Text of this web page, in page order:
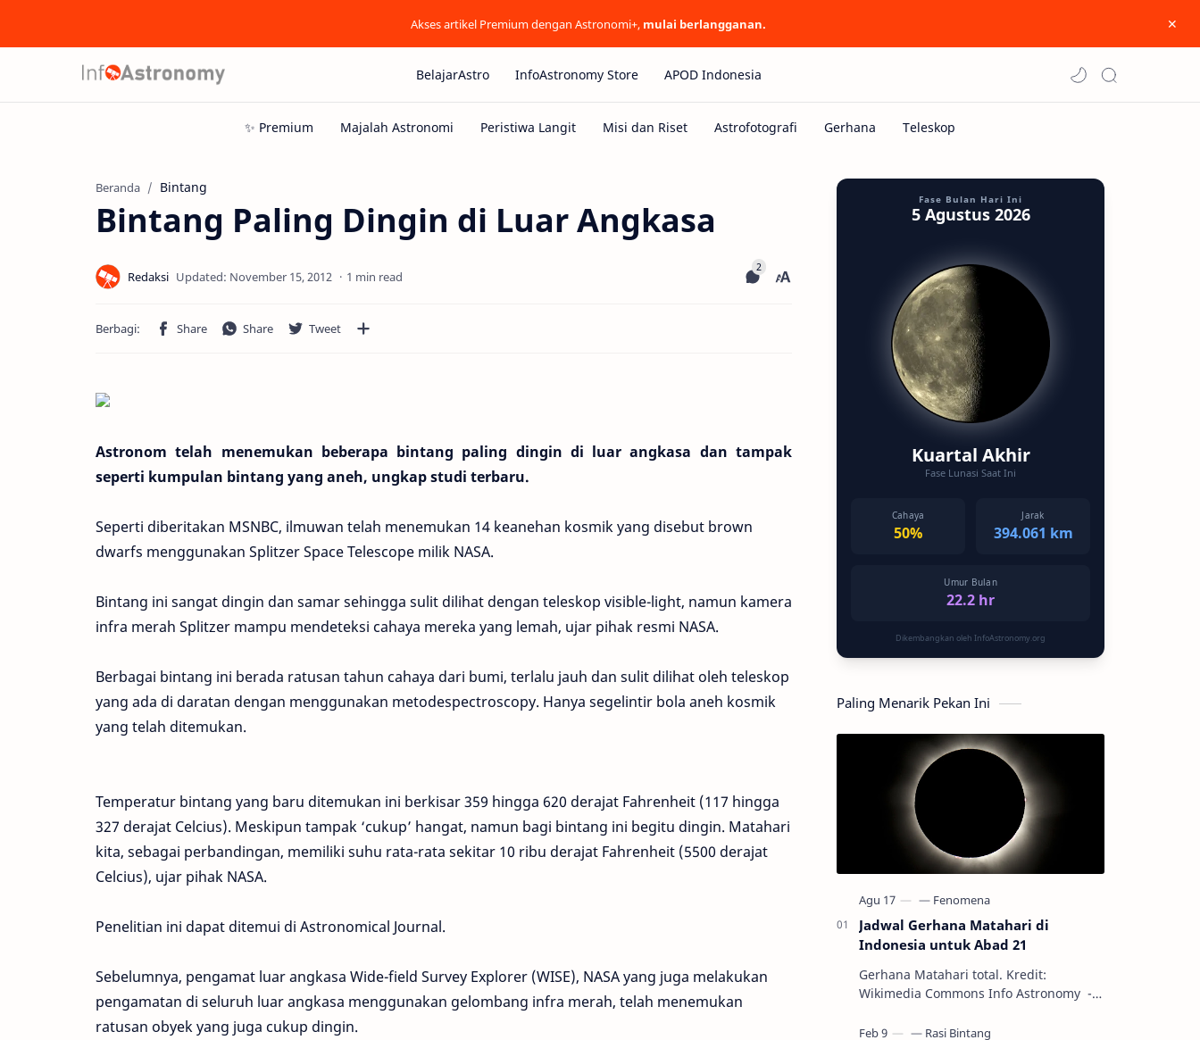
Akses artikel Premium dengan Astronomi+, mulai berlangganan.
BelajarAstro InfoAstronomy Store APOD Indonesia
Beranda Bintang
Bintang Paling Dingin di Luar Angkasa
1 min read
Astronom telah menemukan beberapa bintang paling dingin di luar angkasa dan tampak
seperti kumpulan bintang yang aneh, ungkap studi terbaru.
Seperti diberitakan MSNBC, ilmuwan telah menemukan 14 keanehan kosmik yang disebut brown
dwarfs menggunakan Splitzer Space Telescope milik NASA.
Bintang ini sangat dingin dan samar sehingga sulit dilihat dengan teleskop visible-light, namun kamera
infra merah Splitzer mampu mendeteksi cahaya mereka yang lemah, ujar pihak resmi NASA.
Berbagai bintang ini berada ratusan tahun cahaya dari bumi, terlalu jauh dan sulit dilihat oleh teleskop
yang ada di daratan dengan menggunakan metodespectroscopy. Hanya segelintir bola aneh kosmik
yang telah ditemukan.
Temperatur bintang yang baru ditemukan ini berkisar 359 hingga 620 derajat Fahrenheit (117 hingga
327 derajat Celcius). Meskipun tampak ‘cukup’ hangat, namun bagi bintang ini begitu dingin. Matahari
kita, sebagai perbandingan, memiliki suhu rata-rata sekitar 10 ribu derajat Fahrenheit (5500 derajat
Celcius), ujar pihak NASA.
Penelitian ini dapat ditemui di Astronomical Journal.
Sebelumnya, pengamat luar angkasa Wide-field Survey Explorer (WISE), NASA yang juga melakukan
pengamatan di seluruh luar angkasa menggunakan gelombang infra merah, telah menemukan
ratusan obyek yang juga cukup dingin.
Fase Bulan Hari Ini
5 Agustus 2026
Kuartal Akhir
Fase Lunasi Saat Ini
Cahaya
50%
Jarak
394.061 km
Umur Bulan
22.2 hr
Dikembangkan oleh InfoAstronomy.org
Paling Menarik Pekan Ini
Jadwal Gerhana Matahari di
Indonesia untuk Abad 21
Gerhana Matahari total. Kredit:
Wikimedia Commons Info Astronomy -
gerhana Matahari akan terjadi sebanyak